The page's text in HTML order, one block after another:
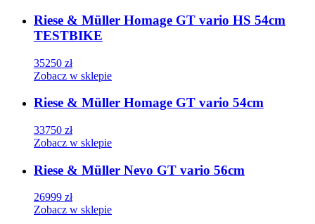
Riese & Müller Homage GT vario HS 54cm
TESTBIKE
35250 zł
Zobacz w sklepie
Riese & Müller Homage GT vario 54cm
33750 zł
Zobacz w sklepie
Riese & Müller Nevo GT vario 56cm
26999 zł
Zobacz w sklepie